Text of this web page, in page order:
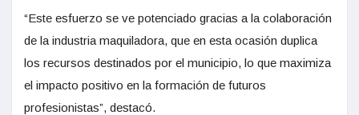
“Este esfuerzo se ve potenciado gracias a la colaboración
de la industria maquiladora, que en esta ocasión duplica
los recursos destinados por el municipio, lo que maximiza
el impacto positivo en la formación de futuros
profesionistas”, destacó.